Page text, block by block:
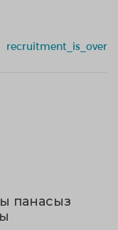
recruitment_is_over
панасыз